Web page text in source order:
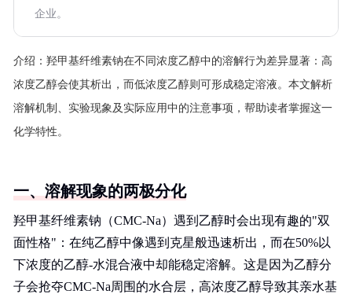
企业。
介绍： 羟甲基纤维素钠在不同浓度乙醇中的溶解行为差异显著：高
浓度乙醇会使其析出，而低浓度乙醇则可形成稳定溶液。本文解析
溶解机制、实验现象及实际应用中的注意事项，帮助读者掌握这一
化学特性。
一、溶解现象的两极分化
羟甲基纤维素钠（CMC-Na）遇到乙醇时会出现有趣的"双
面性格"：在纯乙醇中像遇到克星般迅速析出，而在50%以
下浓度的乙醇-水混合液中却能稳定溶解。这是因为乙醇分
子会抢夺CMC-Na周围的水合层，高浓度乙醇导致其亲水基